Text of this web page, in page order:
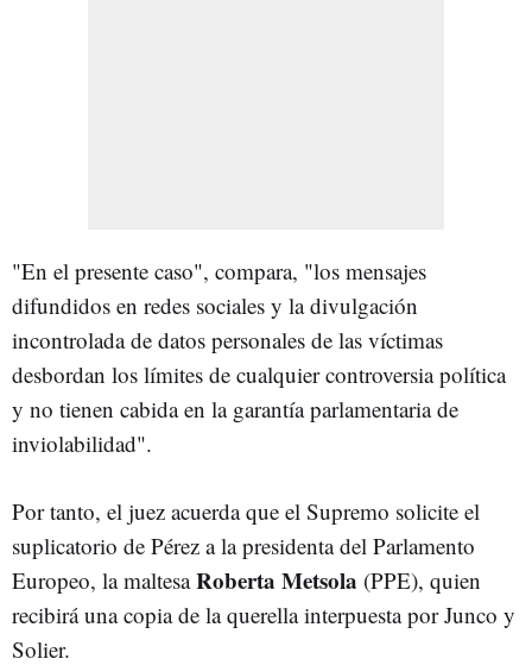
"En el presente caso", compara, "los mensajes
difundidos en redes sociales y la divulgación
incontrolada de datos personales de las víctimas
desbordan los límites de cualquier controversia política
y no tienen cabida en la garantía parlamentaria de
inviolabilidad".
Por tanto, el juez acuerda que el Supremo solicite el
suplicatorio de Pérez a la presidenta del Parlamento
Europeo, la maltesaRoberta Metsola (PPE), quien
recibirá una copia de la querella interpuesta por Junco y
Solier.